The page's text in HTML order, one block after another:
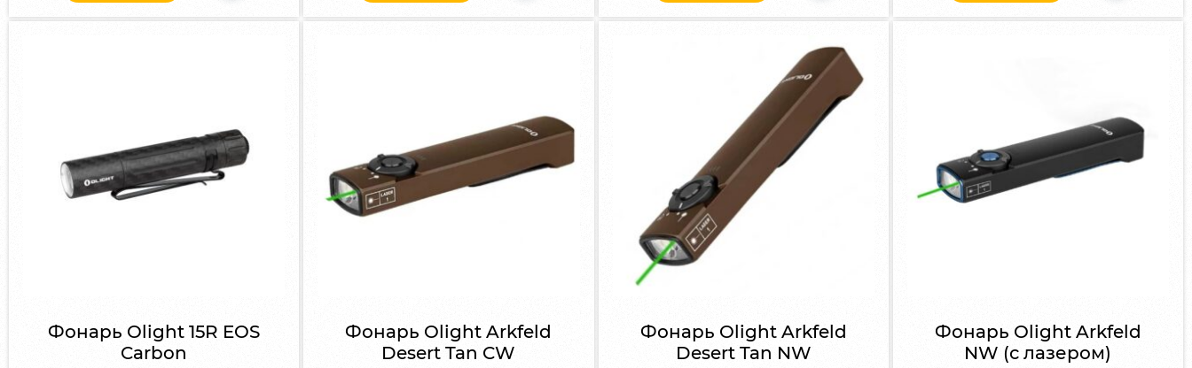
Фонарь Olight 15R EOS
Carbon
Фонарь Olight Arkfeld
Desert Tan CW
Фонарь Olight Arkfeld
Desert Tan NW
Фонарь Olight Arkfeld
NW (с лазером)